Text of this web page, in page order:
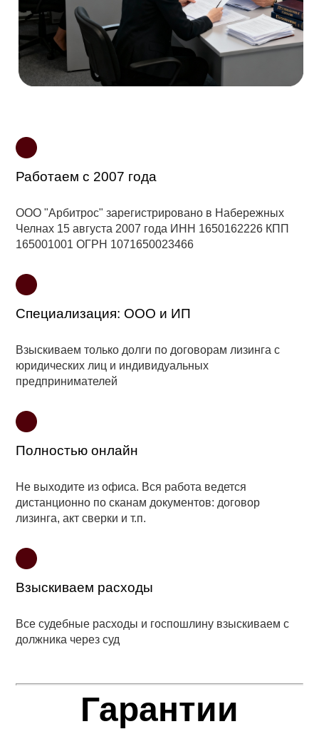
Работаем с 2007 года
ООО "Арбитрос" зарегистрировано в Набережных
Челнах 15 августа 2007 года ИНН 1650162226 КПП
165001001 ОГРН 1071650023466
Специализация: ООО и ИП
Взыскиваемтолько долги по договорам лизинга с
юридических лиц и индивидуальных
предпринимателей
Полностью онлайн
Не выходите из офиса. Вся работа ведется
дистанционно по сканам документов: договор
лизинга, акт сверки и т.п.
Взыскиваем расходы
Все судебные расходы и госпошлину взыскиваем с
должника через суд
Гарантии